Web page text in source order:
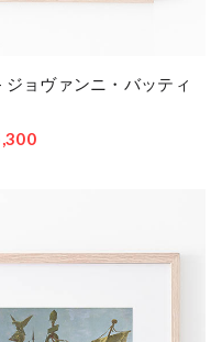
ョヴァンニ・バッティ